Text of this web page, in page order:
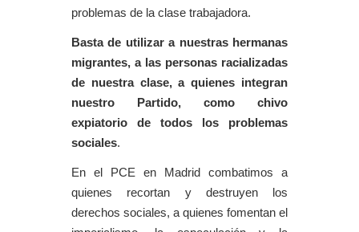
problemas de la clase trabajadora.
Basta de utilizar a nuestras hermanas
migrantes, a las personas racializadas
de nuestra clase, a quienes integran
nuestro Partido, como chivo
expiatorio de todos los problemas
sociales.
En el PCE en Madrid combatimos a
quienes recortan y destruyen los
derechos sociales, a quienes fomentan el